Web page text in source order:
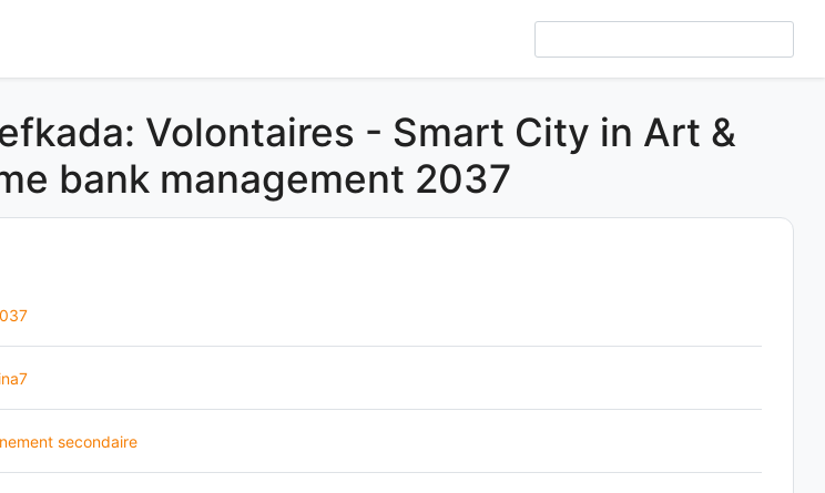
Volontaires - Smart City in Art &
bank management 2037
secondaire